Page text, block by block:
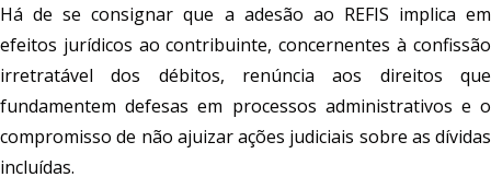
Há de se consignar que a adesão ao REFIS implica em
efeitos jurídicos ao contribuinte, concernentes à confissão
irretratável dos débitos, renúncia aos direitos que
fundamentem defesas em processos administrativos e o
compromisso de não ajuizar ações judiciais sobre as dívidas
incluídas.